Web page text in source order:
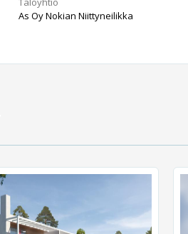
As Oy Nokian Niittyneilikka